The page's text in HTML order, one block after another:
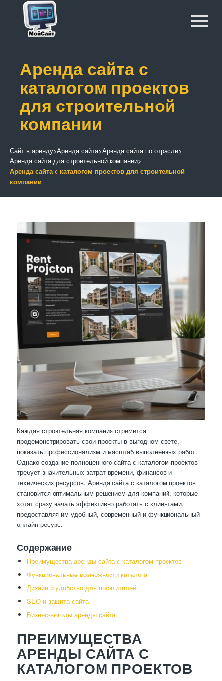
Аренда сайта с
каталогом проектов
для строительной
компании
Сайт в аренду>Аренда сайта>Аренда сайта по отрасли>
Аренда сайта для строительной компании>
Аренда сайта с каталогом проектов для строительной
компании
Каждая строительная компания стремится
продемонстрировать свои проекты в выгодном свете,
показать профессионализм и масштаб выполненных работ.
Однако создание полноценного сайта с каталогом проектов
требует значительных затрат времени, финансов и
технических ресурсов. Аренда сайта с каталогом проектов
становится оптимальным решением для компаний, которые
хотят сразу начать эффективно работать с клиентами,
предоставляя им удобный, современный и функциональный
онлайн-ресурс.
Содержание
Преимущества аренды сайта с каталогом проектов
Функциональные возможности каталога
Дизайн и удобство для посетителей
SEO и защита сайта
Бизнес-выгоды аренды сайта
ПРЕИМУЩЕСТВА
АРЕНДЫ САЙТА С
КАТАЛОГОМ ПРОЕКТОВ